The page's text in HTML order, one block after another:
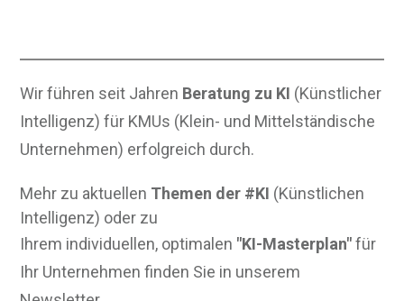
Wir führen seit Jahren Beratung zu KI (Künstlicher
Intelligenz) für KMUs (Klein- und Mittelständische
Unternehmen) erfolgreich durch.
Mehr zu aktuellen Themen der #KI (Künstlichen
Intelligenz) oder zu
Ihrem individuellen, optimalen "KI-Masterplan"für
Ihr Unternehmen finden Sie in unserem